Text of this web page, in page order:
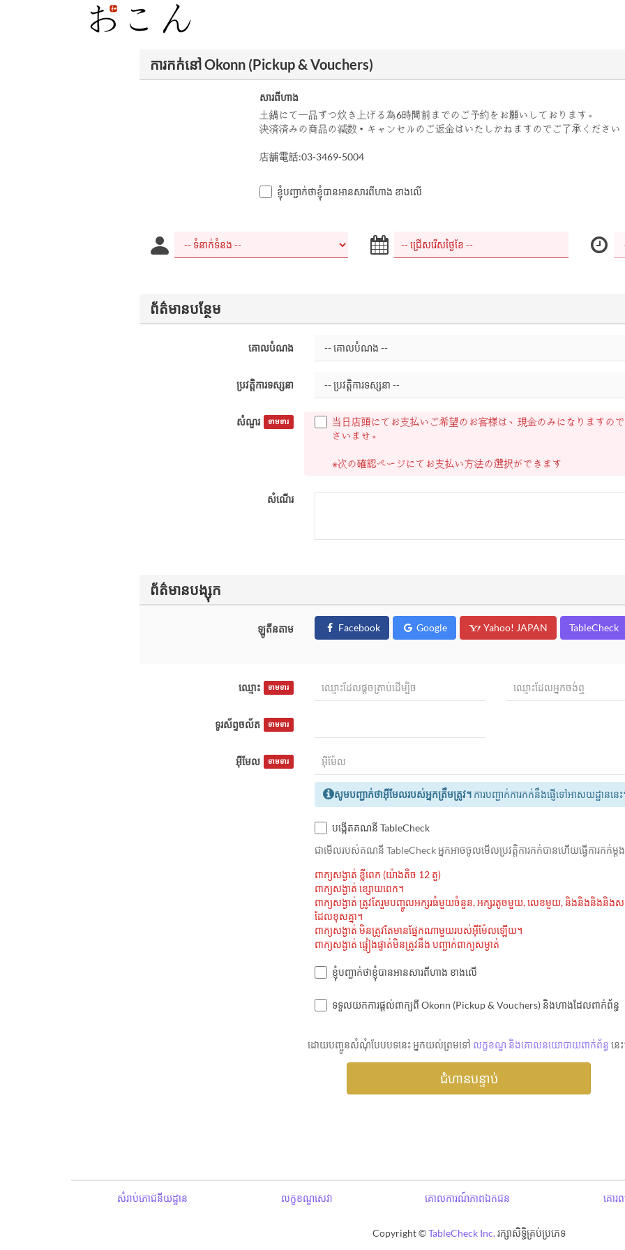
ការកក់នៅ Okonn (Pickup & Vouchers)
សារពីហាង
土鍋にて一品ずつ炊き上げる為6時間前までのご予約をお願いしております。
決済済みの商品の減数・キャンセルのご返金はいたしかねますのでご了承ください
店舗電話:03-3469-5004
ខ្ញុំបញ្ជាក់ថាខ្ញុំបានអានសារពីហាង ខាងលើ
ព័ត៌មានបន្ថែម
គោលបំណង
ប្រវត្តិការទស្សនា
សំណួរ ទាមទារ
当日店頭にてお支払いご希望のお客様は、現金のみになりますの
さいませ。
※次の確認ページにてお支払い方法の選択ができます
សំណើរ
ព័ត៌មានបង្សុក
ឡូតីនតាម Facebook Google Yahoo! JAPAN TableCheck
ឈ្មោះ ទាមទារ
ទូរស័ព្ទចល័ត ទាមទារ
អ៊ីមែល ទាមទារ
សូមបញ្ជាក់ថាអ៊ីមែលរបស់អ្នកត្រឹមត្រូវ។ការបញ្ជាក់ការកក់នឹងផ្ញើទៅអាសយដ្ឋាននេះ
បង្កើតគណនី TableCheck
ជាមេីលរបស់គណនី TableCheck អ្នកអាចចូលមើលប្រវត្តិការកក់បានហើយធ្វើការកក់ម្ដ
ពាក្យសង្ងាត់ ខ្លីពេក (យ៉ាងតិច 12 តួ)
ពាក្យសង្ងាត់ ខ្សោយពេក។
ពាក្យសង្ងាត់ ត្រូវតែរួមបញ្ចូលអក្សរធំមួយចំនួន, អក្សរតូចមួយ, លេខមួយ, និងនិងនិងនិង
ដែលខុសគ្នា។
ពាក្យសង្ងាត់ មិនត្រូវតែមានផ្នែកណាមួយរបស់អ៊ីម៉ែលឡើយ។
ពាក្យសង្ងាត់ ផ្ទៀងផ្ទាត់មិនត្រូវនឹង បញ្ជាក់ពាក្យសម្ងាត់
ខ្ញុំបញ្ជាក់ថាខ្ញុំបានអានសារពីហាង ខាងលើ
ទទួលយកការផ្តល់ពាក្យពី Okonn (Pickup & Vouchers) និងហាងដែលពាក់ព័ន្ធ
ដោយបញ្ចូនសំណុំបែបបទនេះ អ្នកយល់ព្រមទៅ លក្ខខណ្ឌ និងគោលនយោបាយពាក់ព័ន្ធ នេ
សំរាប់ភោជនីយដ្ឋាន លក្ខខណ្ឌសេវា គោលការណ៍ភាពឯកជន គោរ
Copyright ©TableCheck Inc.រក្សាសិទ្ធិគ្រប់ប្រភេទ